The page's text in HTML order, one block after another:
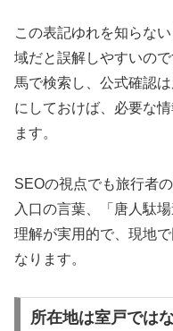
この表記ゆれを知らな
域だと誤解しやすいの
馬で検索し、公式確認
にしておけば、必要な
ます。
SEOの視点でも旅行者
入口の言葉、「唐人駄
理解が実用的で、現地
なります。
所在地は室戸では